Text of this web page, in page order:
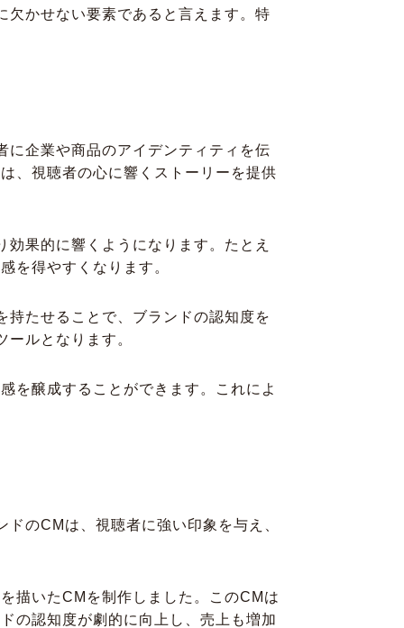
欠かせない要素であると言えます。特
に企業や商品のアイデンティティを伝
、視聴者の心に響くストーリーを提供
果的に響くようになります。たとえ
を得やすくなります。
持たせることで、ブランドの認知度を
ルとなります。
を醸成することができます。これによ
のCMは、視聴者に強い印象を与え、
描いたCMを制作しました。このCMは
の認知度が劇的に向上し、売上も増加